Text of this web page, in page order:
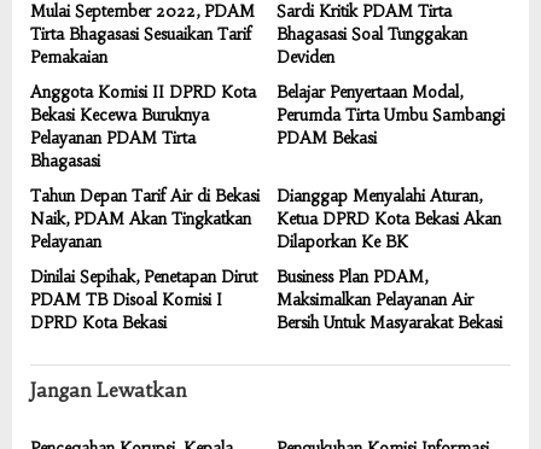
Mulai September 2022, PDAM
Tirta Bhagasasi Sesuaikan Tarif
Pemakaian
Sardi Kritik PDAM Tirta
Bhagasasi Soal Tunggakan
Deviden
Anggota Komisi II DPRD Kota
Bekasi Kecewa Buruknya
Pelayanan PDAM Tirta
Bhagasasi
Belajar Penyertaan Modal,
Perumda Tirta Umbu Sambangi
PDAM Bekasi
Tahun Depan Tarif Air di Bekasi
Naik, PDAM Akan Tingkatkan
Pelayanan
Dianggap Menyalahi Aturan,
Ketua DPRD Kota Bekasi Akan
Dilaporkan Ke BK
Dinilai Sepihak, Penetapan Dirut
PDAM TB Disoal Komisi I
DPRD Kota Bekasi
Business Plan PDAM,
Maksimalkan Pelayanan Air
Bersih Untuk Masyarakat Bekasi
Jangan Lewatkan